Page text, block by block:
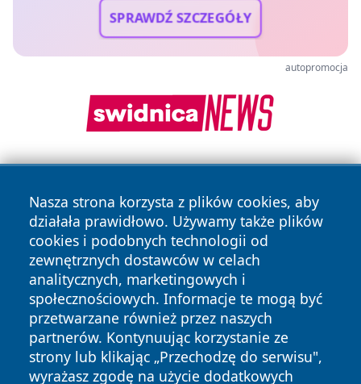
SPRAWDŹ SZCZEGÓŁY
autopromocja
Nasza strona korzysta z plików cookies, aby
działała prawidłowo. Używamy także plików
cookies i podobnych technologii od
zewnętrznych dostawców w celach
analitycznych, marketingowych i
społecznościowych. Informacje te mogą być
przetwarzane również przez naszych
partnerów. Kontynuując korzystanie ze
strony lub klikając „Przechodzę do serwisu",
wyrażasz zgodę na użycie dodatkowych
Copyright © 2026 terazgniezno.pl Wszystkie prawa
zastrzeżone.
News Autorzy
Polityka
Prywatności
Polityka
Cookies